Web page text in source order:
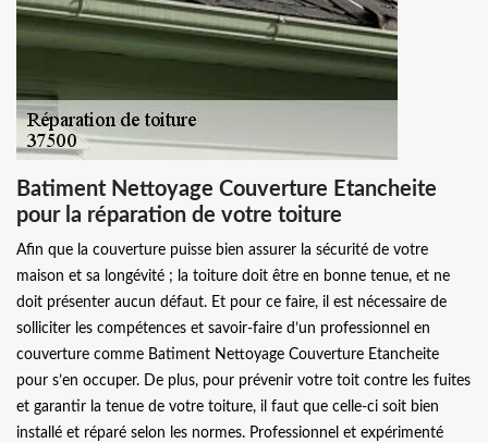
Batiment Nettoyage Couverture Etancheite
pour la réparation de votre toiture
Afin que la couverture puisse bien assurer la sécurité de votre
maison et sa longévité ; la toiture doit être en bonne tenue, et ne
doit présenter aucun défaut. Et pour ce faire, il est nécessaire de
solliciter les compétences et savoir-faire d’un professionnel en
couverture comme Batiment Nettoyage Couverture Etancheite
pour s’en occuper. De plus, pour prévenir votre toit contre les fuites
et garantir la tenue de votre toiture, il faut que celle-ci soit bien
installé et réparé selon les normes. Professionnel et expérimenté